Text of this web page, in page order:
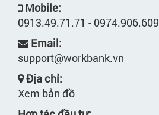
Mobile:
0913.49.71.71 - 0974.906.609
Email:
support@workbank.vn
Địa chỉ:
Xem bản đồ